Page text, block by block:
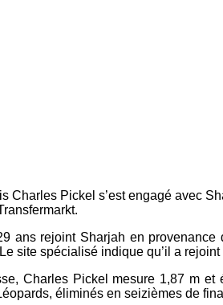
Charles Pickel s’est engagé avec
ans rejoint Sharjah en provenance
site spécialisé indique qu’il a
Charles Pickel mesure 1,87 m
éliminés en seizièmes de